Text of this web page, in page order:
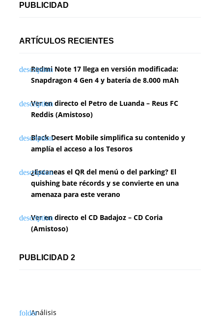
PUBLICIDAD
ARTÍCULOS RECIENTES
Redmi Note 17 llega en versión modificada:
Snapdragon 4 Gen 4 y batería de 8.000 mAh
Ver en directo el Petro de Luanda – Reus FC
Reddis (Amistoso)
Black Desert Mobile simplifica su contenido y
amplía el acceso a los Tesoros
¿Escaneas el QR del menú o del parking? El
quishing bate récords y se convierte en una
amenaza para este verano
Ver en directo el CD Badajoz – CD Coria
(Amistoso)
PUBLICIDAD 2
Análisis